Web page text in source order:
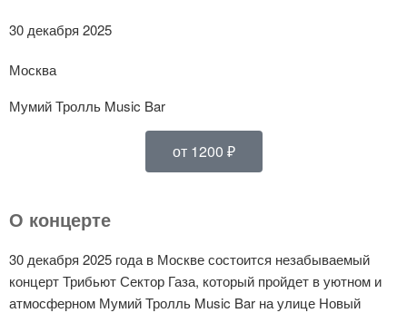
30 декабря 2025
Москва
Мумий Тролль Music Bar
от 1200 ₽
О концерте
30 декабря 2025 года в Москве состоится незабываемый
концерт Трибьют Сектор Газа, который пройдет в уютном и
атмосферном Мумий Тролль Music Bar на улице Новый